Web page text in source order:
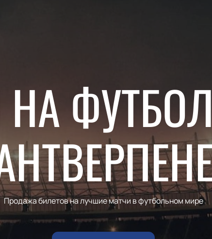
Продажа билетов на лучшие матчи в футбольном мире